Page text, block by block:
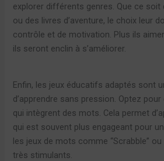
explorer différents genres. Que ce
ou des livres d’aventure, le choix leur
contrôle et de motivation. Plus ils
ils seront enclin à s’améliorer.
Enfin, les jeux éducatifs adaptés sont
d’apprendre sans pression. Optez
qui intègrent des mots. Cela permet
qui est souvent plus engageant pour
les jeux de mots comme “Scrabble” ou
très stimulants.